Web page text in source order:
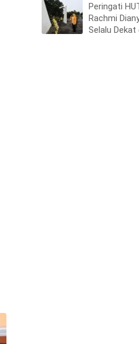
Peringati
Rachmi
Selalu Dekat